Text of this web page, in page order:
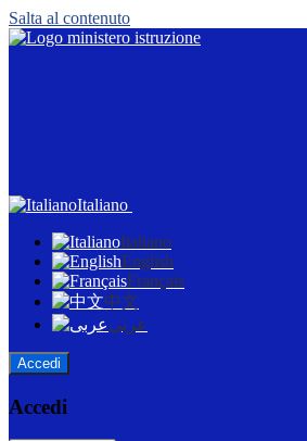
Salta al contenuto
Italiano
Italiano
English
Français
中文
عربى
Accedi
Accedi